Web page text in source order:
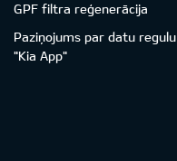
GPF filtra reģenerācija
Paziņojums par datu regulu
"Kia App"